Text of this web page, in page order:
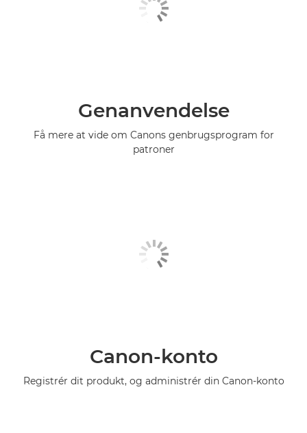
Genanvendelse
Få mere at vide om Canons genbrugsprogram for
patroner
Canon-konto
Registrér dit produkt, og administrér din Canon-konto